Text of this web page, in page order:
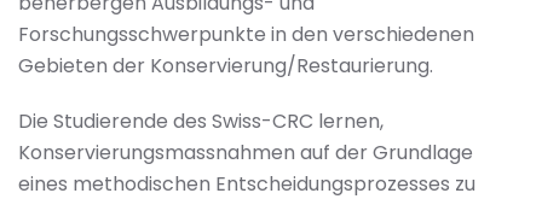
Forschungsschwerpunkte in den verschiedenen
Gebieten der Konservierung/Restaurierung.
Die Studierende des Swiss-CRC lernen,
Konservierungsmassnahmen auf der Grundlage
eines methodischen Entscheidungsprozesses zu